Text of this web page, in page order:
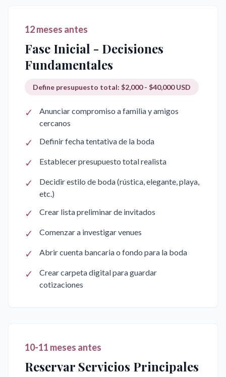
12 meses antes
Fase Inicial - Decisiones
Fundamentales
Define presupuesto total: $2,000 - $40,000 USD
✓
Anunciar compromiso a familia y amigos
cercanos
✓ Definir fecha tentativa de la boda
✓ Establecer presupuesto total realista
✓
Decidir estilo de boda (rústica, elegante, playa,
etc.)
✓ Crear lista preliminar de invitados
✓ Comenzar a investigar venues
✓ Abrir cuenta bancaria o fondo para la boda
✓
Crear carpeta digital para guardar
cotizaciones
10-11 meses antes
Reservar Servicios Principales